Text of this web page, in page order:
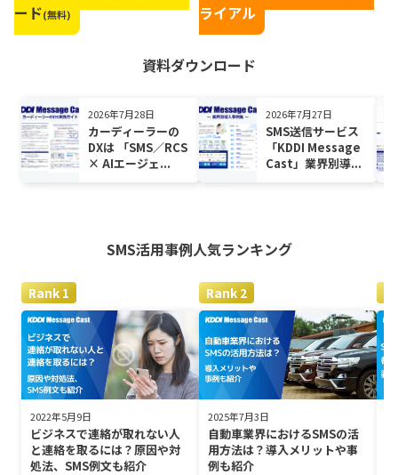
ード(無料)
ライアル
資料ダウンロード
2026年7月28日
カーディーラーの
DXは 「SMS／RCS
× AIエージェ...
2026年7月27日
SMS送信サービス
「KDDI Message
Cast」業界別導...
SMS活用事例人気ランキング
2022年5月9日
ビジネスで連絡が取れない人
と連絡を取るには？原因や対
処法、SMS例文も紹介
2025年7月3日
自動車業界におけるSMSの活
用方法は？導入メリットや事
例も紹介